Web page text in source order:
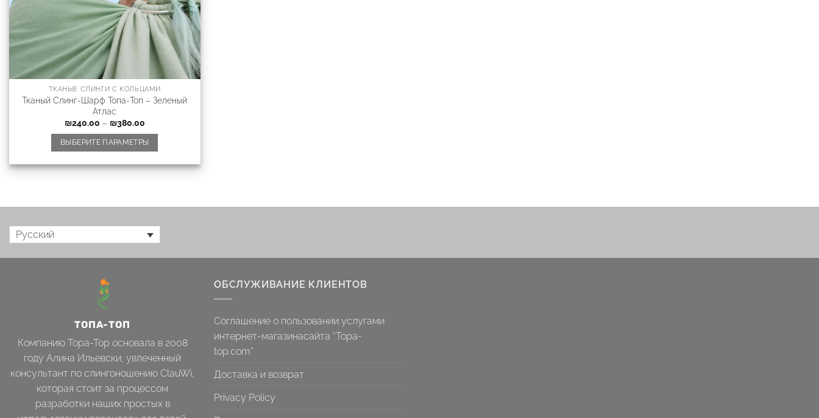
ТКАНЫЕ СЛИНГИ С КОЛЬЦАМИ
Тканый Слинг-Шарф Топа-Топ – Зеленый
Атлас
₪240.00 – ₪380.00
ВЫБЕРИТЕ ПАРАМЕТРЫ
Русский
ТОПА-ТОП
Компанию Topa-Top основала в 2008
году Алина Ильевски, увлеченный
консультант по слингоношению ClauWi,
которая стоит за процессом
разработки наших простых в
ОБСЛУЖИВАНИЕ КЛИЕНТОВ
Соглашение о пользовании услугами
интернет-магазинасайта “Topa-
top.com”
Доставка и возврат
Privacy Policy